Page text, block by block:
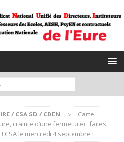
/ CSA SD / CDEN
Carte
crainte d’une fermeture) : faites
le mercredi 4 septembre !